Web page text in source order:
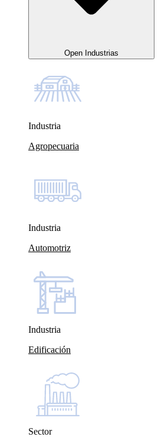
Open Industrias
Industria
Agropecuaria
Industria
Automotriz
Industria
Edificación
Sector